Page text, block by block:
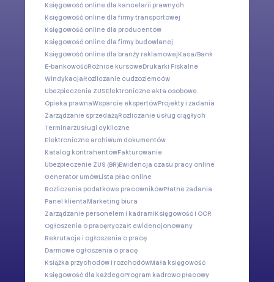
Księgowość online dla kancelarii prawnych
Księgowość online dla firmy transportowej
Księgowość online dla producentów
Księgowość online dla firmy budowlanej
Księgowość online dla branży reklamowejKasa/Bank
E-bankowośćRóżnice kursoweDrukarki Fiskalne
WindykacjaRozliczanie cudzoziemców
Ubezpieczenia ZUSElektroniczne akta osobowe
Opieka prawnaWsparcie ekspertówProjekty i zadania
Zarządzanie sprzedażąRozliczanie usług ciągłych
TerminarzUsługi cykliczne
Elektroniczne archiwum dokumentów
Katalog kontrahentówFakturowanie
Ubezpieczenie ZUS (BR)Ewidencja czasu pracy online
Generator umówLista płac online
Rozliczenia podatkowe pracownikówPłatne zadania
Panel klientaMarketing biura
Zarządzanie personelem i kadramiKsięgowość i OCR
Ogłoszenia o pracęRyczałt ewidencjonowany
Rekrutacje i ogłoszenia o pracę
Darmowe ogłoszenia o pracę
Książka przychodów i rozchodówMała księgowość
Księgowość dla każdegoProgram kadrowo płacowy